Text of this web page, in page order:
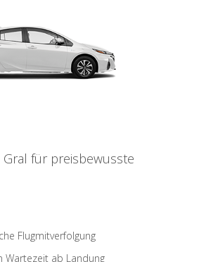
Gral für preisbewusste
Flugmitverfolgung
Wartezeit ab Landung